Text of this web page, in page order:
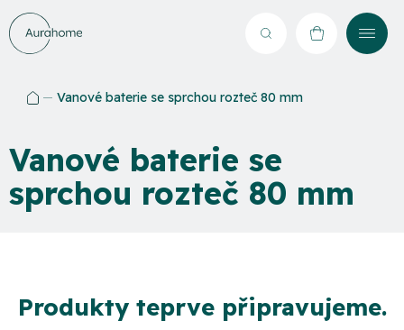
Přejít
na
obsah
Hledat NÁKUPNÍ
Vanové baterie se sprchou rozteč 80 mm
Vanové baterie se
sprchou rozteč 80 mm
Produkty teprve připravujeme.